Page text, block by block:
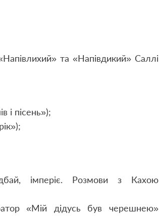
та «Напівдикий» Саллі
і пі­сень»);
імпе­ріє. Розмови з Кахою
«Мій дідусь був черешнею»